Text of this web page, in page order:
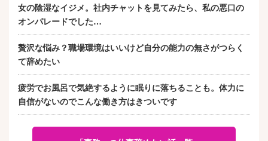
女の陰湿なイジメ。社内チャットを見てみたら、私の悪口の
オンパレードでした…
贅沢な悩み？職場環境はいいけど自分の能力の無さがつらく
て辞めたい
疲労でお風呂で気絶するように眠りに落ちることも。体力に
自信がないのでこんな働き方はきついです